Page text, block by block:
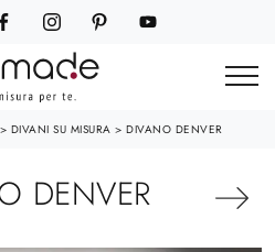
> DIVANI SU MISURA > DIVANO DENVER
DENVER